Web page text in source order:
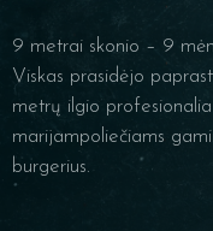
9 metrai skonio – 9
Viskas prasidėjo
metrų ilgio
marijampoliečiams
burgerius.